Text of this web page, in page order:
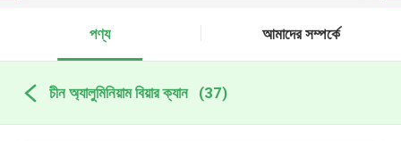
পণ্য আমাদের সম্পর্কে
চীন অ্যালুমিনিয়াম বিয়ার ক্যান (37)